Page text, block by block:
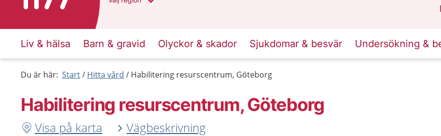
Liv & hälsa Barn & gravid Olyckor & skador Sjukdomar & besvär Undersökning &
Du är här: Start Hitta vård Habilitering resurscentrum, Göteborg
Habilitering resurscentrum, Göteborg
Visa på karta Vägbeskrivning